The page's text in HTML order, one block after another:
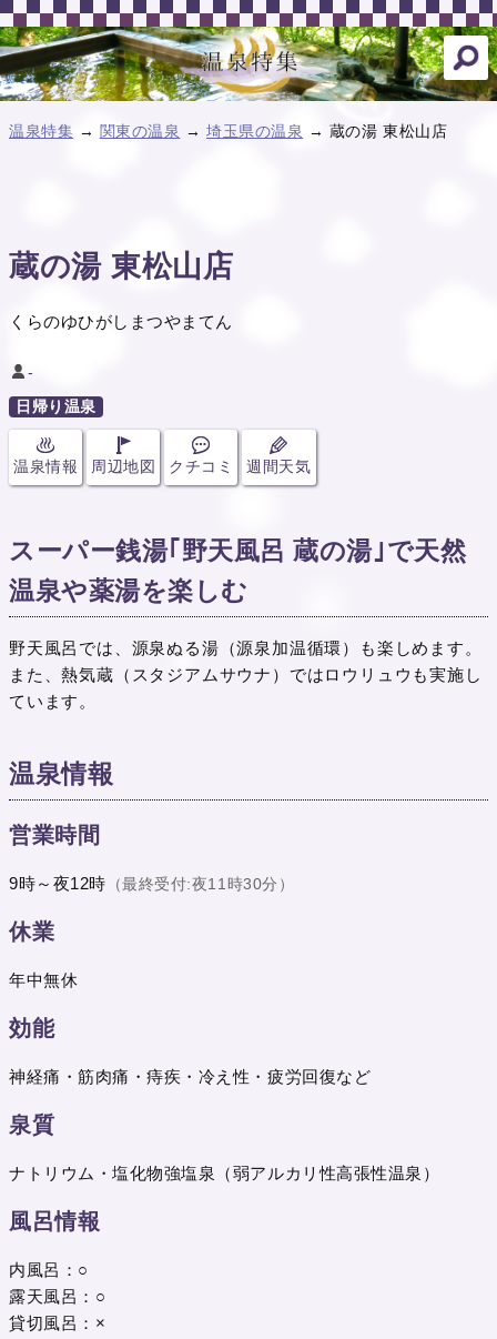
温泉特集 → 関東の温泉 →埼玉県の温泉 → 蔵の湯 東松山店
蔵の湯 東松山店
くらのゆひがしまつやまてん
-
日帰り温泉
温泉情報 周辺地図 クチコミ 週間天気
スーパー銭湯｢野天風呂 蔵の湯｣で天然
温泉や薬湯を楽しむ
野天風呂では、源泉ぬる湯（源泉加温循環）も楽しめます。
また、熱気蔵（スタジアムサウナ）ではロウリュウも実施し
ています。
温泉情報
営業時間
9時～夜12時 （最終受付:夜11時30分）
休業
年中無休
効能
神経痛・筋肉痛・痔疾・冷え性・疲労回復など
泉質
ナトリウム・塩化物強塩泉（弱アルカリ性高張性温泉）
風呂情報
内風呂：○
露天風呂：○
貸切風呂：×